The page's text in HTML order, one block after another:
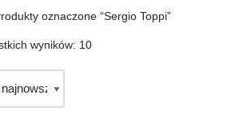
oznaczone “Sergio Toppi”
wyników: 10